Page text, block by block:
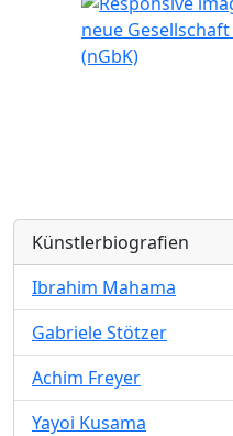
neue
(nGbK)
Künstlerbiografien
Ibrahim Mahama
Gabriele Stötzer
Achim Freyer
Yayoi Kusama